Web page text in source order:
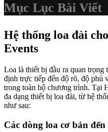
Mục Lục Bài Viết
Hệ thống loa đài
Events
Loa là thiết bị đầu ra quan trọng
định trực tiếp đến độ rõ, độ phủ
trong toàn bộ chương trình. Tại
đa dạng thiết bị loa đài, từ hệ
như sau:
Các dòng loa cơ bản đến